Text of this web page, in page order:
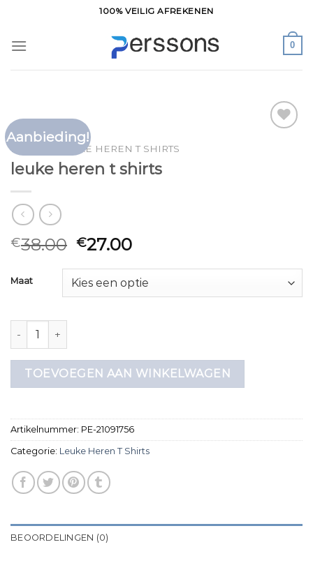
inhoud
100% VEILIG AFREKENEN
0
Aanbieding!
HOME LEUKE HEREN T SHIRTS
leuke heren t shirts
€38.00 €27.00
Maat
leuke heren t shirts aantal
TOEVOEGEN AAN WINKELWAGEN
Artikelnummer: PE-21091756
Categorie: Leuke Heren T Shirts
BEOORDELINGEN (0)